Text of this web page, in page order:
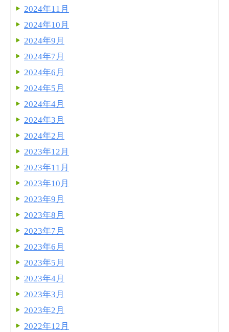
2024年11月
2024年10月
2024年9月
2024年7月
2024年6月
2024年5月
2024年4月
2024年3月
2024年2月
2023年12月
2023年11月
2023年10月
2023年9月
2023年8月
2023年7月
2023年6月
2023年5月
2023年4月
2023年3月
2023年2月
2022年12月